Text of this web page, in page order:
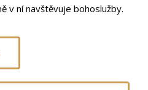
v ní navštěvuje bohoslužby.